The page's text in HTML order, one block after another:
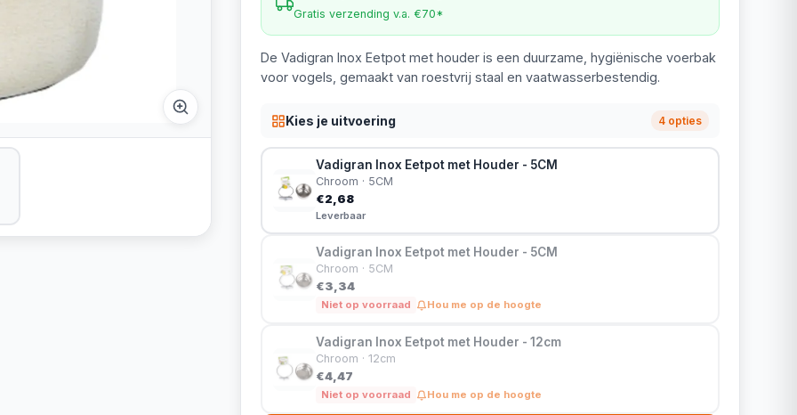
Gratis verzending v.a. €70*
De Vadigran Inox Eetpot met houder is een duurzame, hygiënische voerbak
voor vogels, gemaakt van roestvrij staal en vaatwasserbestendig.
Kies je uitvoering 4 opties
Vadigran Inox Eetpot met Houder - 5CM
Chroom · 5CM
€2,68
Leverbaar
Vadigran Inox Eetpot met Houder - 5CM
Chroom · 5CM
€3,34
Niet op voorraad Hou me op de hoogte
Vadigran Inox Eetpot met Houder - 12cm
Chroom · 12cm
€4,47
Niet op voorraad Hou me op de hoogte